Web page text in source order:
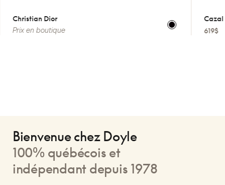
Christian Dior
Prix en boutique
Cazal
619$
Bienvenue chez Doyle
100% québécois et
indépendant depuis 1978